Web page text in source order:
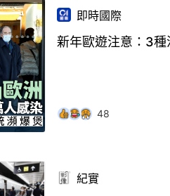
即時國際
新年歐遊注意：3
48
紀實